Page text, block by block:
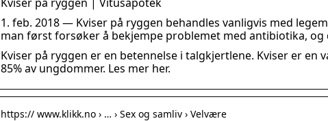
1. feb. 2018 — Kviser på ryggen behandles vanligvis med
man først forsøker å bekjempe problemet med antibiotika,
Kviser på ryggen er en betennelse i talgkjertlene. Kviser er en
85% av ungdommer. Les mer her.
https:// www.klikk.no › … › Sex og samliv › Velvære